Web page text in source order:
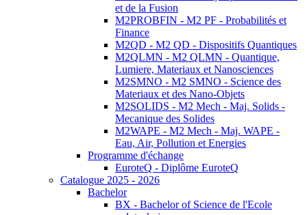
et de la Fusion
M2PROBFIN - M2 PF - Probabilités et
Finance
M2QD - M2 QD - Dispositifs Quantiques
M2QLMN - M2 QLMN - Quantique,
Lumiere, Materiaux et Nanosciences
M2SMNO - M2 SMNO - Science des
Materiaux et des Nano-Objets
M2SOLIDS - M2 Mech - Maj. Solids -
Mecanique des Solides
M2WAPE - M2 Mech - Maj. WAPE -
Eau, Air, Pollution et Energies
Programme d'échange
EuroteQ - Diplôme EuroteQ
Catalogue 2025 - 2026
Bachelor
BX - Bachelor of Science de l'Ecole